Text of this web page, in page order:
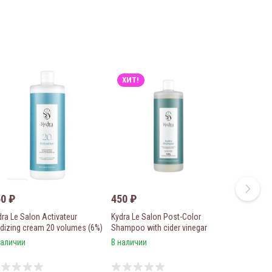
₽
Le Salon Activateur
cream 20 volumes (6%)
оксидант с
100мл
ХИТ!
450₽
Kydra Le Salon Post-Color
Shampoo with cider vinegar
Шампунь для завершения
уксусом 100 мл
В наличии